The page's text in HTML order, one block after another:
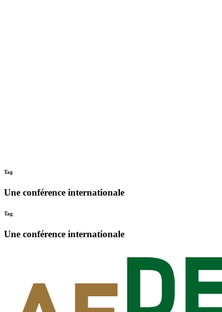
Tag
Une conférence internationale
Tag
Une conférence internationale